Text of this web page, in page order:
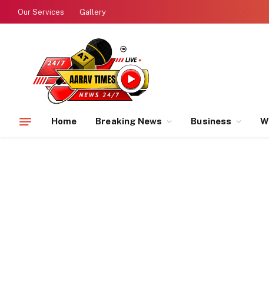
Our Services Gallery
Home Breaking News Business